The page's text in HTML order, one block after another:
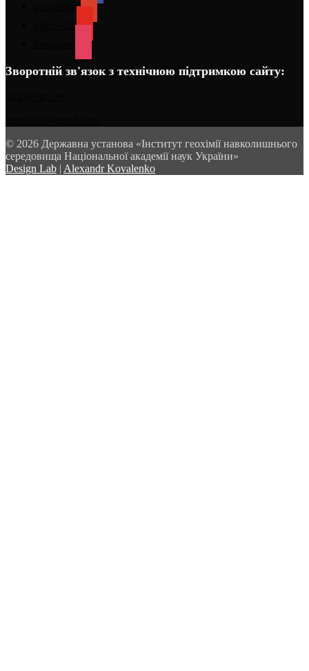
googleplus
video-alt3
Зворотній зв'язок з технічною підтримкою сайту:
© 2026 Державна установа «Інститут геохімії навколишнього
середовища Національної академії наук України»
Design Lab | Alexandr Kovalenko